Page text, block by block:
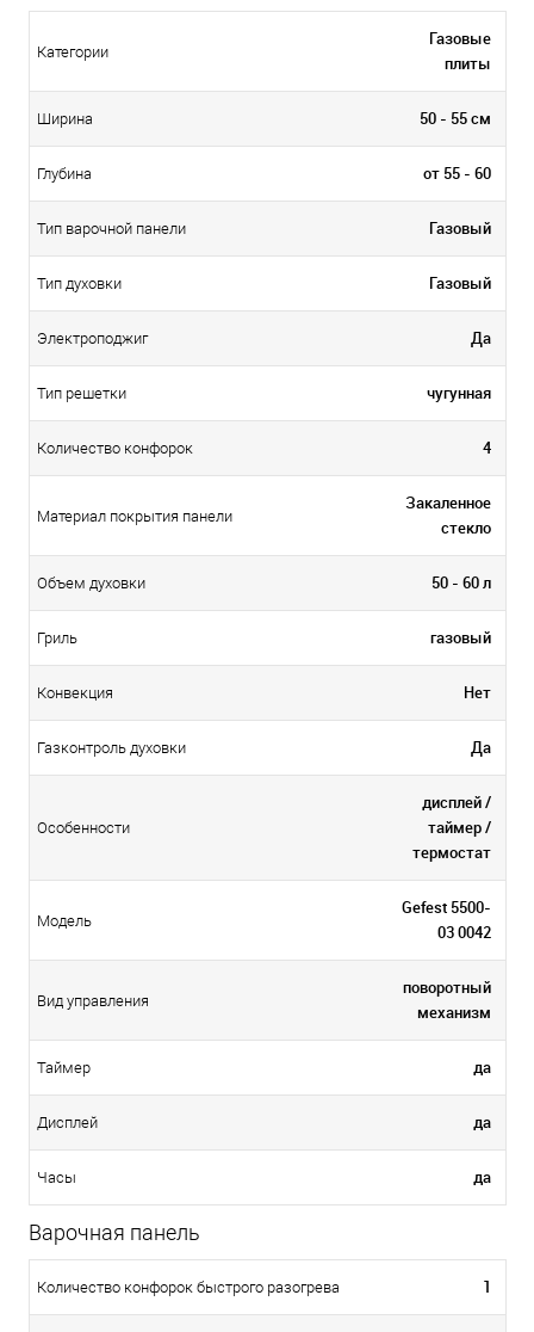
Категории
Газовые
плиты
Ширина 50 - 55 см
Глубина от 55 - 60
Тип варочной панели Газовый
Тип духовки Газовый
Электроподжиг Да
Тип решетки чугунная
Количество конфорок 4
Материал покрытия панели
Закаленное
стекло
Объем духовки 50 - 60 л
Гриль газовый
Конвекция Нет
Газконтроль духовки Да
Особенности
дисплей /
таймер /
термостат
Модель
Gefest 5500-
03 0042
Вид управления
поворотный
механизм
Таймер да
Дисплей да
Часы да
Варочная панель
Количество конфорок быстрого разогрева 1